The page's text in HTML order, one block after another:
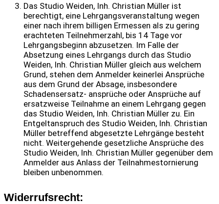
Das Studio Weiden, Inh. Christian Müller ist
berechtigt, eine Lehrgangsveranstaltung wegen
einer nach ihrem billigen Ermessen als zu gering
erachteten Teilnehmerzahl, bis 14 Tage vor
Lehrgangsbeginn abzusetzen. Im Falle der
Absetzung eines Lehrgangs durch das Studio
Weiden, Inh. Christian Müller gleich aus welchem
Grund, stehen dem Anmelder keinerlei Ansprüche
aus dem Grund der Absage, insbesondere
Schadensersatz- ansprüche oder Ansprüche auf
ersatzweise Teilnahme an einem Lehrgang gegen
das Studio Weiden, Inh. Christian Müller zu. Ein
Entgeltanspruch des Studio Weiden, Inh. Christian
Müller betreffend abgesetzte Lehrgänge besteht
nicht. Weitergehende gesetzliche Ansprüche des
Studio Weiden, Inh. Christian Müller gegenüber dem
Anmelder aus Anlass der Teilnahmestornierung
bleiben unbenommen.
Widerrufsrecht: